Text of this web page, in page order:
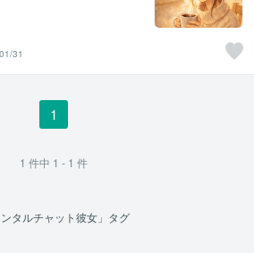
31
1
1 件中 1 - 1 件
ンタルチャット彼女」タグ